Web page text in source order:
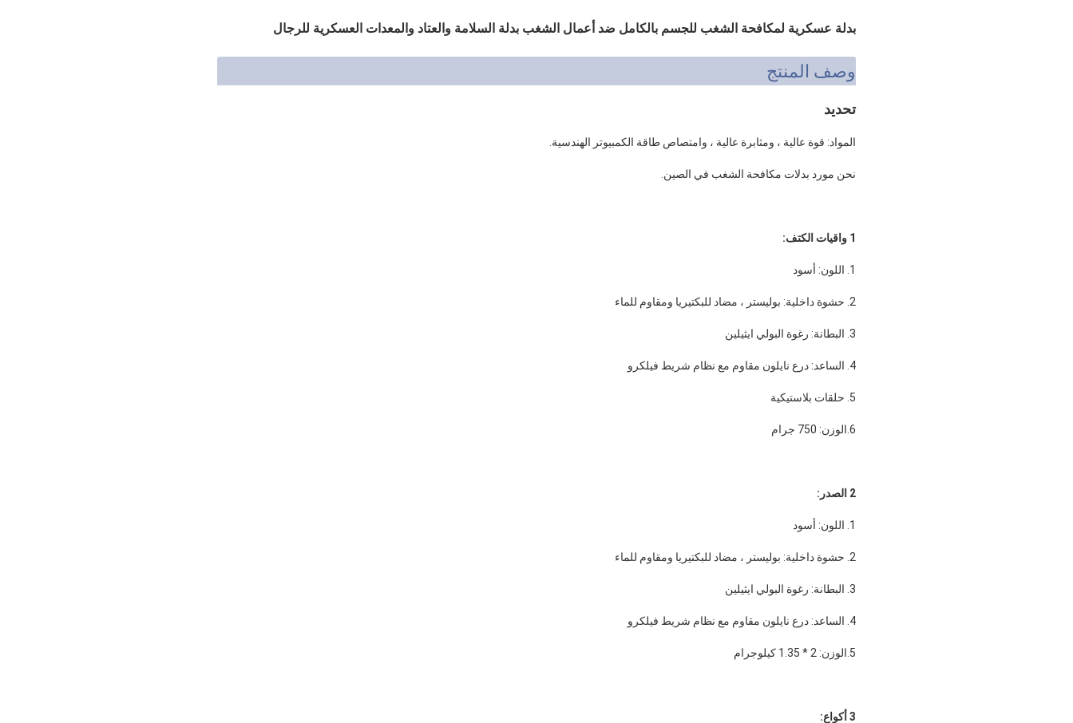
بدلة عسكرية لمكافحة الشغب للجسم بالكامل ضد أعمال الشغب بدلة السلامة والعتاد والمعدات العسكرية للرجال
وصف المنتج
تحديد
المواد: قوة عالية ، ومثابرة عالية ، وامتصاص طاقة الكمبيوتر الهندسية.
نحن مورد بدلات مكافحة الشغب في الصين.
1 واقيات الكتف:
1. اللون: أسود
2. حشوة داخلية: بوليستر ، مضاد للبكتيريا ومقاوم للماء
3. البطانة: رغوة البولي ايثيلين
4. الساعد: درع نايلون مقاوم مع نظام شريط فيلكرو
5. حلقات بلاستيكية
6.الوزن: 750 جرام
2 الصدر:
1. اللون: أسود
2. حشوة داخلية: بوليستر ، مضاد للبكتيريا ومقاوم للماء
3. البطانة: رغوة البولي ايثيلين
4. الساعد: درع نايلون مقاوم مع نظام شريط فيلكرو
5.الوزن: 2 * 1.35 كيلوجرام
3 أكواع: